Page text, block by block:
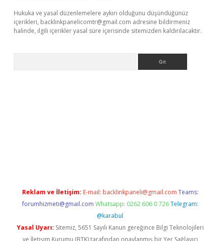
Hukuka ve yasal düzenlemelere aykırı olduğunu düşündüğünüz
içerikleri, backlinkpanelicomtr@gmail.com adresine bildirmeniz
halinde, ilgili içerikler yasal süre içerisinde sitemizden kaldırılacaktır.
Reklam ve İletişim: E-mail: backlinkpaneli@gmail.com Teams:
forumhizmeti@gmail.com Whatsapp: 0262 606 0 726 Telegram:
@karabul
Yasal Uyarı: Sitemiz, 5651 Sayılı Kanun gereğince Bilgi Teknolojileri
ve İletişim Kurumu (BTK) tarafından onaylanmış bir Yer Sağlayıcı